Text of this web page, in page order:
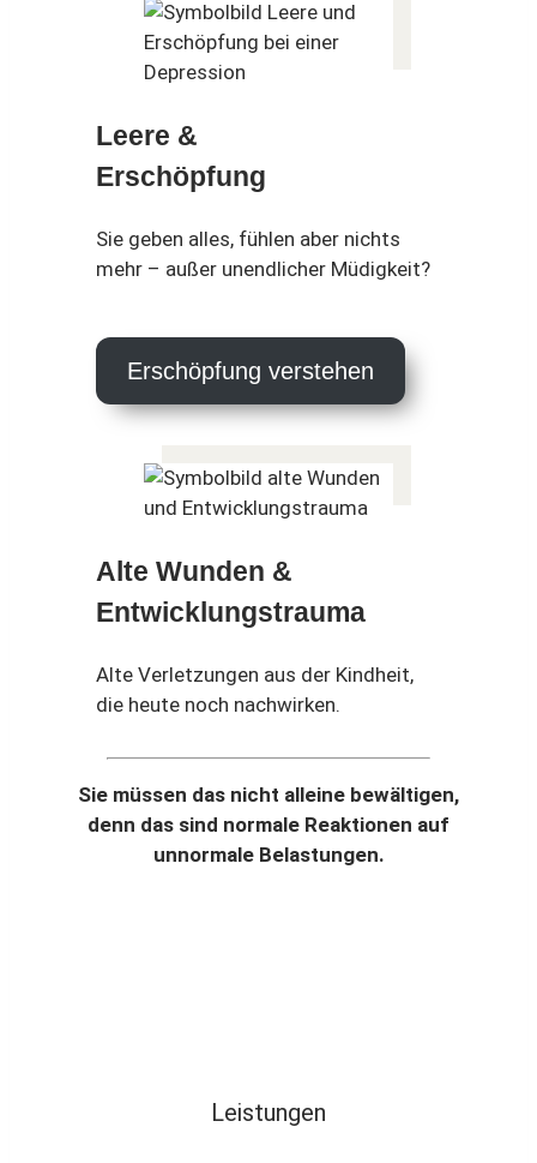
Leere &
Erschöpfung
Sie geben alles, fühlen aber nichts
mehr – außer unendlicher Müdigkeit?
Erschöpfung verstehen
Alte Wunden &
Entwicklungstrauma
Alte Verletzungen aus der Kindheit,
die heute noch nachwirken.
Sie müssen das nicht alleine bewältigen,
denn das sind normale Reaktionen auf
unnormale Belastungen.
Leistungen